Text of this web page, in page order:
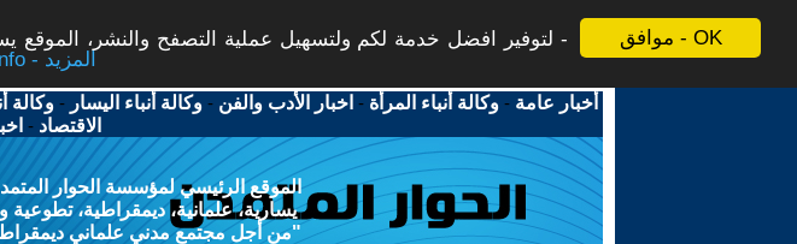
موافق - OK
لتوفير افضل خدمة لكم ولتسهيل عملية التصفح والنشر، الموقع
More info - المزيد
أخبار عامة -وكالة أنباء المرأة - اخبار الأدب والفن -وكالة أنباء اليسار -وكالة
الاقتصاد -
الموقع الرئيسي لمؤسسة الحوار
يسارية، علمانية، ديمقراطية، تطوعية
"من أجل مجتمع مدني علماني